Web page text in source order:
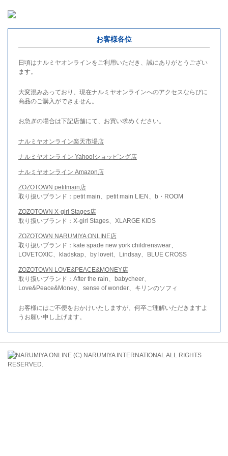
お客様各位
日頃はナルミヤオンラインをご利用いただき、誠にありがとうござい
ます。
大変混みあっており、現在ナルミヤオンラインへのアクセスならびに
商品のご購入ができません。
お急ぎの場合は下記店舗にて、お買い求めください。
ナルミヤオンライン楽天市場店
ナルミヤオンライン Yahoo!ショッピング店
ナルミヤオンライン Amazon店
ZOZOTOWN petitmain店
取り扱いブランド：petit main、petit main LIEN、b・ROOM
ZOZOTOWN X-girl Stages店
取り扱いブランド：X-girl Stages、XLARGE KIDS
ZOZOTOWN NARUMIYA ONLINE店
取り扱いブランド：kate spade new york childrenswear、
LOVETOXIC、kladskap、by loveit、Lindsay、BLUE CROSS
ZOZOTOWN LOVE&PEACE&MONEY店
取り扱いブランド：After the rain、babycheer、
Love&Peace&Money、sense of wonder、キリンのソフィ
お客様にはご不便をおかけいたしますが、何卒ご理解いただきますよ
うお願い申し上げます。